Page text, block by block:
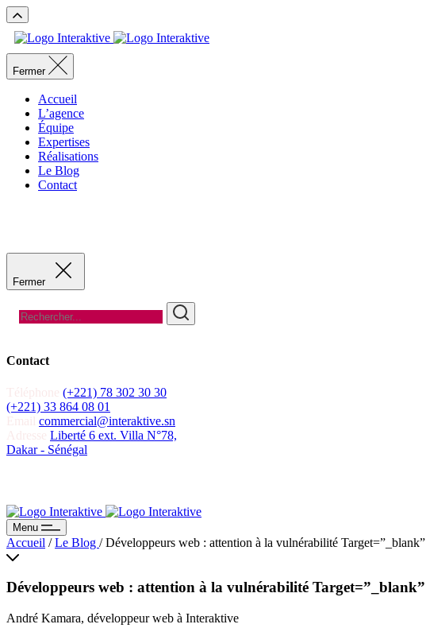
Fermer
Accueil
L’agence
Équipe
Expertises
Réalisations
Le Blog
Contact
Fermer
Contact
(+221) 78 302 30 30
(+221) 33 864 08 01
commercial@interaktive.sn
Liberté 6 ext. Villa N°78,
Dakar - Sénégal
Menu
Accueil / Le Blog / Développeurs web : attention à la vulnérabilité Target=”_blank”
Développeurs web : attention à la vulnérabilité Target=”_blank”
André Kamara, développeur web à Interaktive